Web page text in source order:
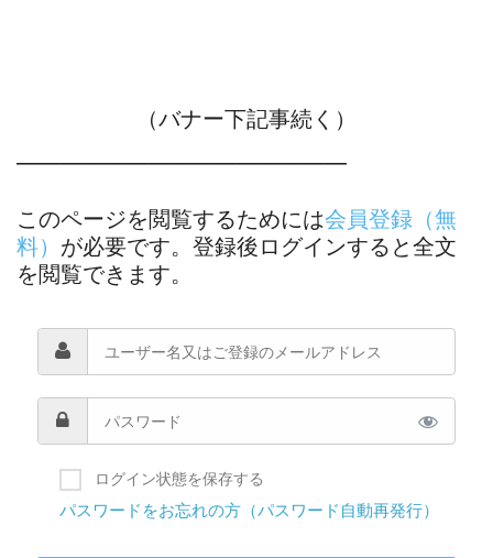
（バナー下記事続く）
―――――――――――――――
このページを閲覧するためには会員登録（無
料） が必要です。登録後ログインすると全文
を閲覧できます。
ログイン状態を保存する
パスワードをお忘れの方（パスワード自動再発行）